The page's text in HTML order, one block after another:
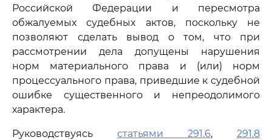
Российской Федерации и пересмотра
обжалуемых судебных актов, поскольку не
позволяют сделать вывод о том, что при
рассмотрении дела допущены нарушения
норм материального права и (или) норм
процессуального права, приведшие к судебной
ошибке существенного и непреодолимого
характера.
Руководствуясь статьями 291.6, 291.8